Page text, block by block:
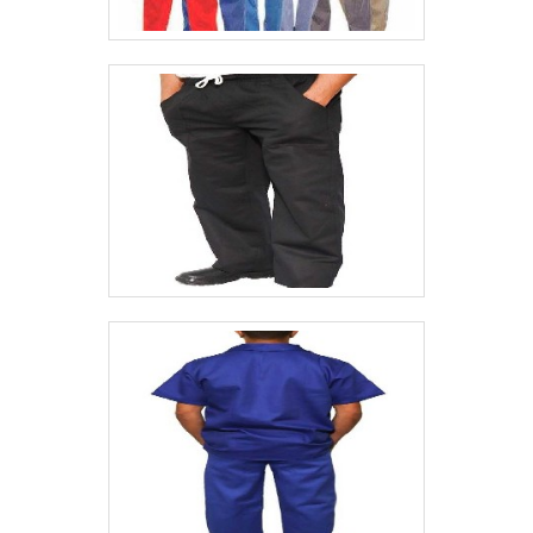
profissional da sua equipe com o Polo Para
Uniforme da UNIFORS.